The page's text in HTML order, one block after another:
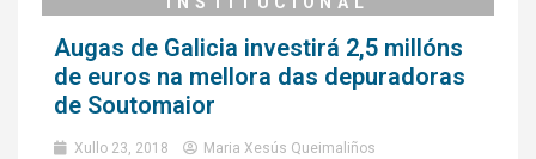
Augas de Galicia investirá 2,5 millóns
de euros na mellora das depuradoras
de Soutomaior
Xullo 23, 2018
Maria Xesús Queimaliños